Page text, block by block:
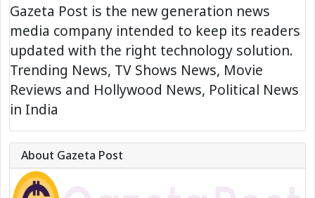
Gazeta Post is the new generation news
media company intended to keep its readers
updated with the right technology solution.
Trending News, TV Shows News, Movie
Reviews and Hollywood News, Political News
in India
About Gazeta Post